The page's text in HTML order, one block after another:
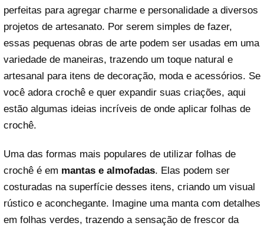
perfeitas para agregar charme e personalidade a diversos
projetos de artesanato. Por serem simples de fazer,
essas pequenas obras de arte podem ser usadas em uma
variedade de maneiras, trazendo um toque natural e
artesanal para itens de decoração, moda e acessórios. Se
você adora crochê e quer expandir suas criações, aqui
estão algumas ideias incríveis de onde aplicar folhas de
crochê.
Uma das formas mais populares de utilizar folhas de
crochê é em mantas e almofadas. Elas podem ser
costuradas na superfície desses itens, criando um visual
rústico e aconchegante. Imagine uma manta com detalhes
em folhas verdes, trazendo a sensação de frescor da